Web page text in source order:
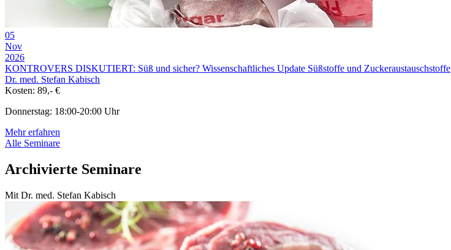
05
Nov
2026
KONTROVERS DISKUTIERT: Süß und sicher? Wissenschaftliches Update Süßstoffe und Zuckeraustauschstoffe
Dr. med. Stefan Kabisch
Kosten: 89,- €
Donnerstag: 18:00-20:00 Uhr
Mehr erfahren
Alle Seminare
Archivierte Seminare
Mit Dr. med. Stefan Kabisch